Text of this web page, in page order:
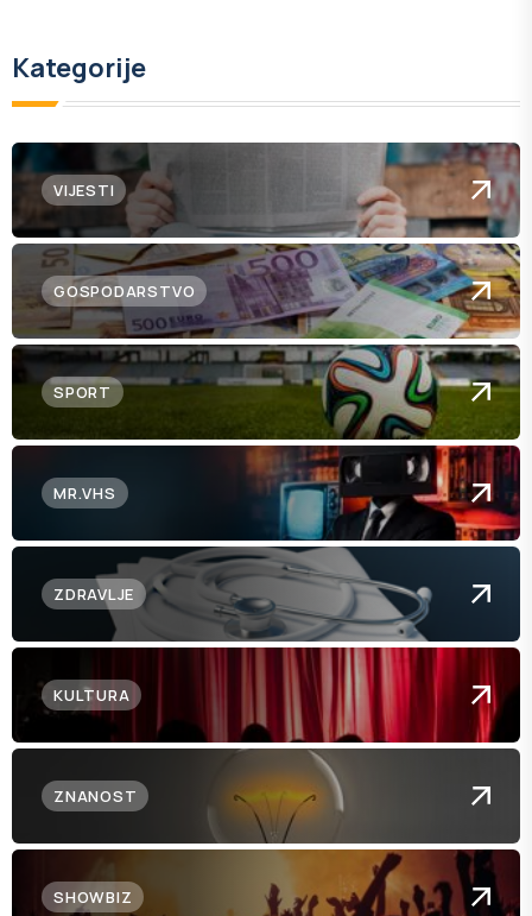
Kategorije
VIJESTI
GOSPODARSTVO
SPORT
MR.VHS
ZDRAVLJE
KULTURA
ZNANOST
SHOWBIZ